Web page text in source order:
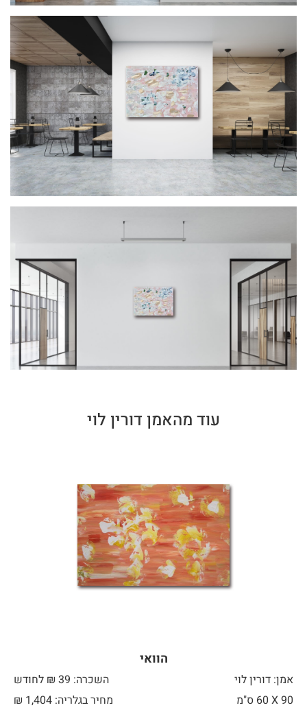
עוד מהאמן דורין לוי
הוואי
אמן: דורין לוי
השכרה: 39 ₪ לחודש
90 X
מחיר בגלריה: 1,404 ₪